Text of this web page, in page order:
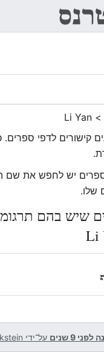
>
Li Yan
קישורים לדפי
יש לחפש את שם
שלו.
שיש בהם
9 שנים על־ידי